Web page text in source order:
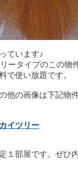
ています♪
ータイプのこの物
で使い放題です。
他の画像は下記物
イツリー
１部屋です。ぜひ